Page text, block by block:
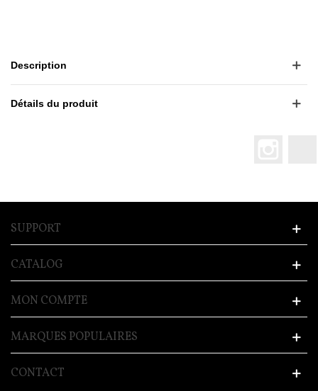
Description
Détails du produit
SUPPORT
CATALOG
MON COMPTE
MARQUES POPULAIRES
CONTACT